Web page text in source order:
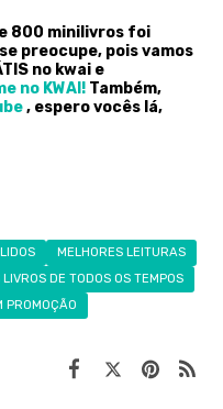
800 minilivros foi
preocupe, pois vamos
no kwai e
no KWAI! Também,
, espero vocês lá,
MELHORES LEITURAS
LIVROS DE TODOS OS TEMPOS
PROMOÇÃO